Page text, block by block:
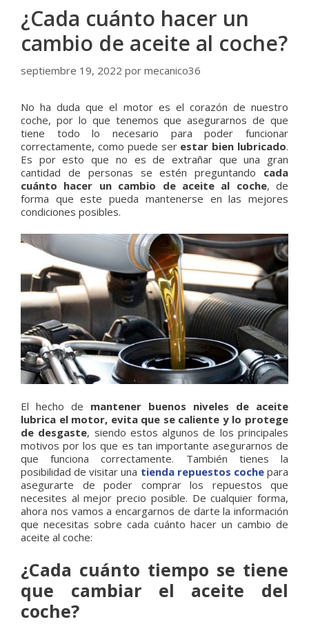
¿Cada cuánto hacer un
cambio de aceite al coche?
septiembre 19, 2022 por mecanico36
No ha duda que el motor es el corazón de nuestro
coche, por lo que tenemos que asegurarnos de que
tiene todo lo necesario para poder funcionar
correctamente, como puede ser estar bien lubricado.
Es por esto que no es de extrañar que una gran
cantidad de personas se estén preguntando cada
cuánto hacer un cambio de aceite al coche, de
forma que este pueda mantenerse en las mejores
condiciones posibles.
El hecho de mantener buenos niveles de aceite
lubrica el motor, evita que se caliente y lo protege
de desgaste, siendo estos algunos de los principales
motivos por los que es tan importante asegurarnos de
que funciona correctamente. También tienes la
posibilidad de visitar una tienda repuestos coche para
asegurarte de poder comprar los repuestos que
necesites al mejor precio posible. De cualquier forma,
ahora nos vamos a encargarnos de darte la información
que necesitas sobre cada cuánto hacer un cambio de
aceite al coche:
¿Cada cuánto tiempo se tiene
que cambiar el aceite del
coche?